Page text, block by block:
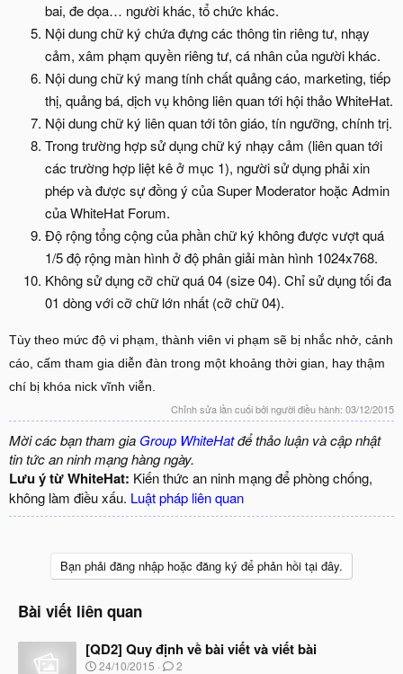
bai, đe dọa… người khác, tổ chức khác.
Nội dung chữ ký chứa đựng các thông tin riêng tư, nhạy
cảm, xâm phạm quyền riêng tư, cá nhân của người khác.
Nội dung chữ ký mang tính chất quảng cáo, marketing, tiếp
thị, quảng bá, dịch vụ không liên quan tới hội thảo WhiteHat.
Nội dung chữ ký liên quan tới tôn giáo, tín ngưỡng, chính trị.
Trong trường hợp sử dụng chữ ký nhạy cảm (liên quan tới
các trường hợp liệt kê ở mục 1), người sử dụng phải xin
phép và được sự đồng ý của Super Moderator hoặc Admin
của WhiteHat Forum.
Độ rộng tổng cộng của phần chữ ký không được vượt quá
1/5 độ rộng màn hình ở độ phân giải màn hình 1024x768.
Không sử dụng cỡ chữ quá 04 (size 04). Chỉ sử dụng tối đa
01 dòng với cỡ chữ lớn nhất (cỡ chữ 04).
Tùy theo mức độ vi phạm, thành viên vi phạm sẽ bị nhắc nhở, cảnh
cáo, cấm tham gia diễn đàn trong một khoảng thời gian, hay thậm
chí bị khóa nick vĩnh viễn.
Chỉnh sửa lần cuối bởi người điều hành: 03/12/2015
Mời các bạn tham gia Group WhiteHatđể thảo luận và cập nhật
tin tức an ninh mạng hàng ngày.
Lưu ý từ WhiteHat: Kiến thức an ninh mạng để phòng chống,
không làm điều xấu. Luật pháp liên quan
Bạn phải đăng nhập hoặc đăng ký để phản hồi tại đây.
Bài viết liên quan
[QD2] Quy định về bài viết và viết bài
N
24/10/2015 2